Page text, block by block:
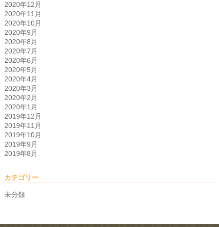
2020年12月
2020年11月
2020年10月
2020年9月
2020年8月
2020年7月
2020年6月
2020年5月
2020年4月
2020年3月
2020年2月
2020年1月
2019年12月
2019年11月
2019年10月
2019年9月
2019年8月
カテゴリー
未分類